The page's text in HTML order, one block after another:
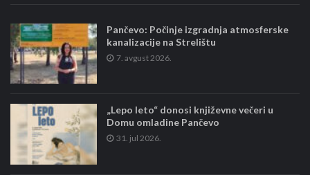
Pančevo: Počinje izgradnja atmosferske
kanalizacije na Strelištu
7. avgust 2026.
„Lepo leto“ donosi književne večeri u
Domu omladine Pančevo
31. jul 2026.